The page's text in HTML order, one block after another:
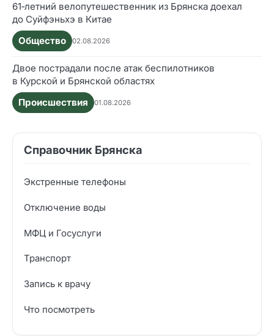
61‑летний велопутешественник из Брянска доехал
до Суйфэньхэ в Китае
Общество
02.08.2026
Двое пострадали после атак беспилотников
в Курской и Брянской областях
Происшествия
01.08.2026
Справочник Брянска
Экстренные телефоны
Отключение воды
МФЦ и Госуслуги
Транспорт
Запись к врачу
Что посмотреть